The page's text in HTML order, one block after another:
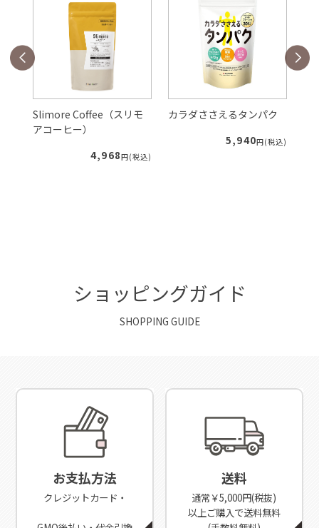
Slimore Coffee（スリモ
アコーヒー）
4,968円(税込)
カラダささえるタンパク
5,940円(税込)
ショッピングガイド
SHOPPING GUIDE
お支払方法
クレジットカード・
送料
通常￥5,000円(税抜)
以上ご購入で送料無料